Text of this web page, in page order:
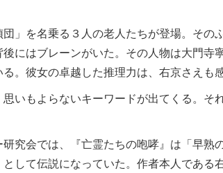
」を名乗る３人の老人たちが登場。その
にはブレーンがいた。その人物は大門寺
。彼女の卓越した推理力は、右京さえも
いもよらないキーワードが出てくる。そ
究会では、『亡霊たちの咆哮』は「早熟
して伝説になっていた。作者本人である